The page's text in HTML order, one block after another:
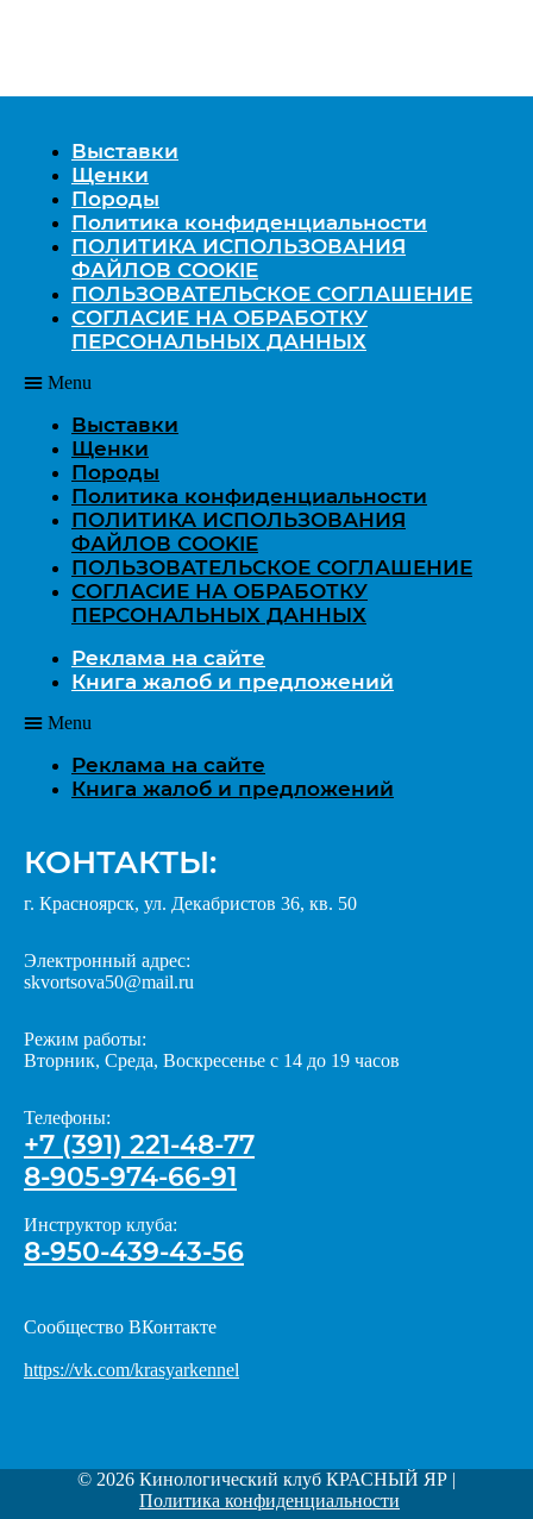
Выставки
Щенки
Породы
Политика конфиденциальности
ПОЛИТИКА ИСПОЛЬЗОВАНИЯ
ФАЙЛОВ COOKIE
ПОЛЬЗОВАТЕЛЬСКОЕ СОГЛАШЕНИЕ
СОГЛАСИЕ НА ОБРАБОТКУ
ПЕРСОНАЛЬНЫХ ДАННЫХ
Menu
Выставки
Щенки
Породы
Политика конфиденциальности
ПОЛИТИКА ИСПОЛЬЗОВАНИЯ
ФАЙЛОВ COOKIE
ПОЛЬЗОВАТЕЛЬСКОЕ СОГЛАШЕНИЕ
СОГЛАСИЕ НА ОБРАБОТКУ
ПЕРСОНАЛЬНЫХ ДАННЫХ
Реклама на сайте
Книга жалоб и предложений
Menu
Реклама на сайте
Книга жалоб и предложений
КОНТАКТЫ:
г. Красноярск, ул. Декабристов 36, кв. 50
Электронный адрес:
skvortsova50@mail.ru
Режим работы:
Вторник, Среда, Воскресенье с 14 до 19 часов
Телефоны:
+7 (391) 221-48-77
8-905-974-66-91
Инструктор клуба:
8-950-439-43-56
Сообщество ВКонтакте
https://vk.com/krasyarkennel
© 2026 Кинологический клуб КРАСНЫЙ ЯР |
Политика конфиденциальности